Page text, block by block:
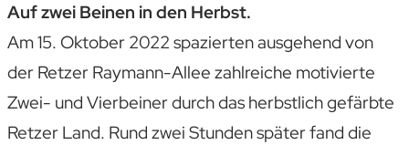
Auf zwei Beinen in den Herbst.
Am 15. Oktober 2022 spazierten ausgehend von
der Retzer Raymann-Allee zahlreiche motivierte
Zwei- und Vierbeiner durch das herbstlich gefärbte
Retzer Land. Rund zwei Stunden später fand die